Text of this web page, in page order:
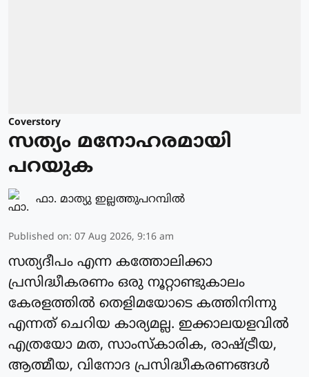
Coverstory
സത്യം മനോഹരമായി
പറയുക
ഫാ. മാത്യു ഇല്ലത്തുപറമ്പില്‍
Published on: 07 Aug 2026, 9:16 am
സത്യദീപം എന്ന കത്തോലിക്കാ
പ്രസിദ്ധീകരണം ഒരു നൂറ്റാണ്ടുകാലം
കേരളത്തിൽ തെളിമയോടെ കത്തിനിന്നു
എന്നത് ചെറിയ കാര്യമല്ല. ഇക്കാലയളവിൽ
എത്രയോ മത, സാംസ്‌കാരിക, രാഷ്ട്രീയ,
ആത്മീയ, വിനോദ പ്രസിദ്ധീകരണങ്ങൾ